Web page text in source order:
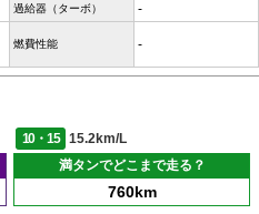
過給器（ターボ） -
燃費性能 -
10・15
15.2km/L
満タンでどこまで走る？
760km